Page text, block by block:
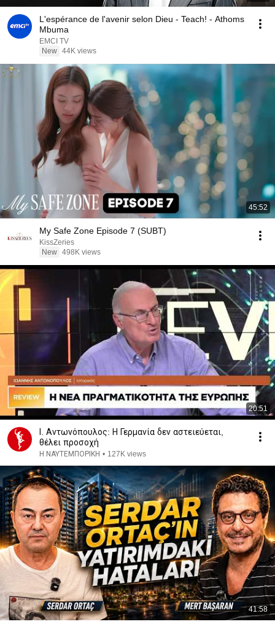
L'espérance de l'avenir selon Dieu - Teach! - Athoms
Mbuma
EMCI TV
New 44K views
45:52
My Safe Zone Episode 7 (SUBT)
KissZeries
New 498K views
20:51
Ι. Αντωνόπουλος: Η Γερμανία δεν αστειεύεται,
θέλει προσοχή
Η ΝΑΥΤΕΜΠΟΡΙΚΗ • 127K views
41:58